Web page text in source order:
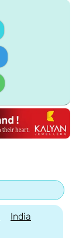
India